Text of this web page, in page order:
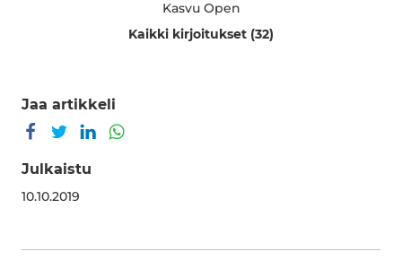
Kasvu Open
Kaikki kirjoitukset (32)
Jaa artikkeli
Jaa Facebookissa
Jaa TwitterissäJaa LinkedInissä
Julkaistu
10.10.2019